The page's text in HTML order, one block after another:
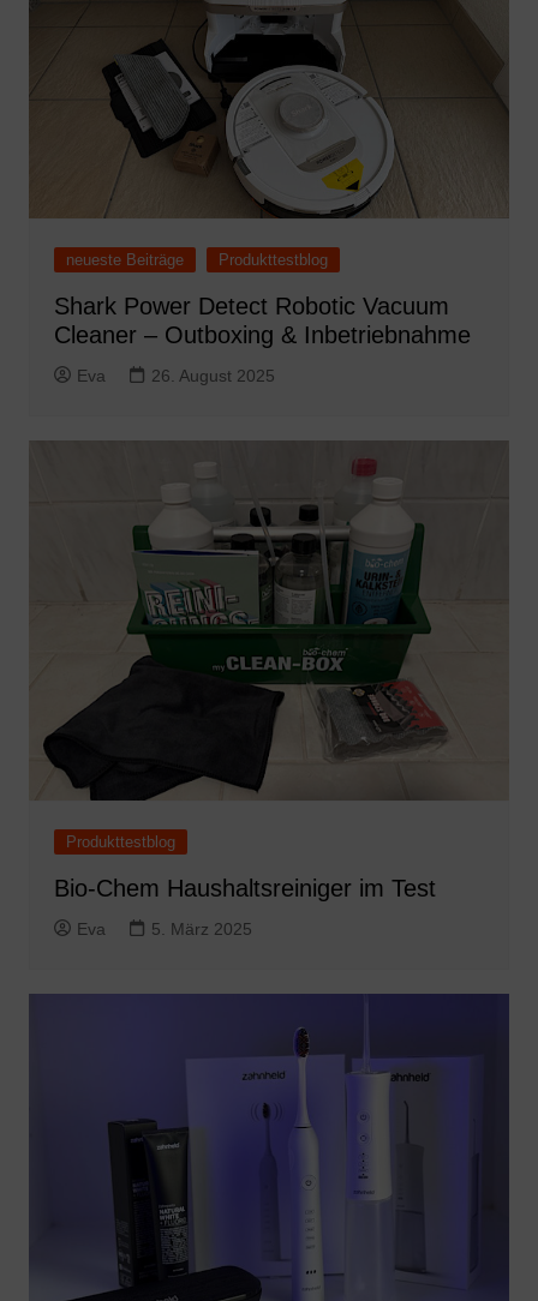
neueste Beiträge Produkttestblog
Shark Power Detect Robotic Vacuum
Cleaner – Outboxing & Inbetriebnahme
Eva 26. August 2025
Produkttestblog
Bio-Chem Haushaltsreiniger im Test
Eva 5. März 2025